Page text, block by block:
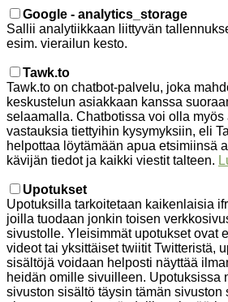
Google - analytics_storage
Sallii analytiikkaan liittyvän
esim. vierailun kesto.
Tawk.to
Tawk.to on chatbot-palvelu, joka
keskustelun asiakkaan kanssa
selaamalla. Chatbotissa voi olla myös
vastauksia tiettyihin kysymyksiin, eli
helpottaa löytämään apua etsimiinsä
kävijän tiedot ja kaikki viestit talteen.
Upotukset
Upotuksilla tarkoitetaan kaikenlaisia
joilla tuodaan jonkin toisen
sivustolle. Yleisimmät upotukset ovat
videot tai yksittäiset twiitit Twitteristä,
sisältöjä voidaan helposti näyttää
heidän omille sivuilleen. Upotuksissa
sivuston sisältö täysin tämän sivuston